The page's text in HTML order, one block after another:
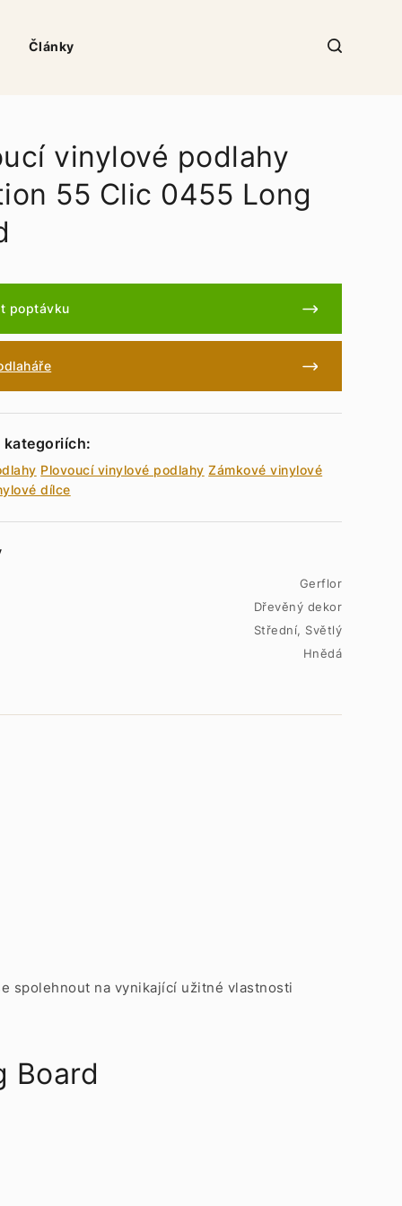
Články
vinylové podlahy
55 Clic 0455 Long
poptávku
kategoriích:
Plovoucí vinylové podlahy Zámkové vinylové
dílce
Gerflor
Dřevěný dekor
Střední, Světlý
Hnědá
spolehnout na vynikající užitné vlastnosti
Board